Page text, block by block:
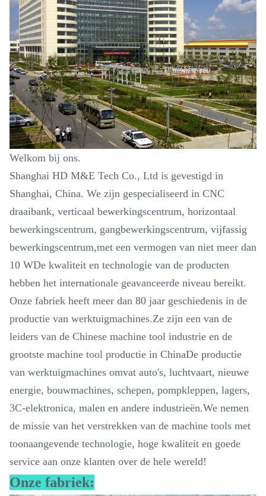
Welkom bij ons.
Shanghai HD M&E Tech Co., Ltd is gevestigd in
Shanghai, China. We zijn gespecialiseerd in CNC
draaibank, verticaal bewerkingscentrum, horizontaal
bewerkingscentrum, gangbewerkingscentrum, vijfassig
bewerkingscentrum,met een vermogen van niet meer dan
10 WDe kwaliteit en technologie van de producten
hebben het internationale geavanceerde niveau bereikt.
Onze fabriek heeft meer dan 80 jaar geschiedenis in de
productie van werktuigmachines.Ze zijn een van de
leiders van de Chinese machine tool industrie en de
grootste machine tool productie in ChinaDe productie
van werktuigmachines omvat auto's, luchtvaart, nieuwe
energie, bouwmachines, schepen, pompkleppen, lagers,
3C-elektronica, malen en andere industrieën.We nemen
de missie van het verstrekken van de machine tools met
toonaangevende technologie, hoge kwaliteit en goede
service aan onze klanten over de hele wereld!
Onze fabriek: